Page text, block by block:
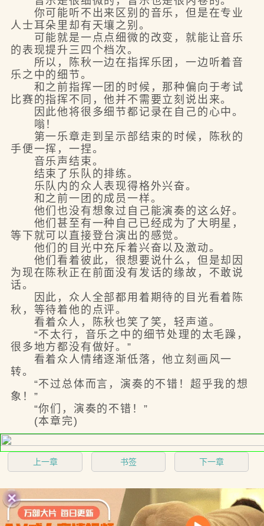
你可能听不出来区别的音乐，但是在专业
人士耳朵里却有天壤之别。
可能就是一点点细微的改变，就能让音乐
的表现提升三四个档次。
所以，陈秋一边在指挥乐团，一边听着音
乐之中的细节。
和之前指挥一团的时候，那种偏向于考试
比赛的指挥不同，他并不需要立刻说出来。
因此他将很多细节都记录在自己的心中。
嗡！
第一乐章走到呈示部结束的时候，陈秋的
手便一挥，一捏。
音乐声结束。
结束了乐队的排练。
乐队内的众人表现得格外兴奋。
和之前一团的成员一样。
他们也没有想象过自己能演奏的这么好。
他们甚至有一种自己已经成为了大明星，
等下就可以直接登台演出的感觉。
他们的目光中充斥着兴奋以及激动。
他们看着彼此，很想要说什么，但是却因
为现在陈秋正在前面没有发话的缘故，不敢说
话。
因此，众人全部都用着期待的目光看着陈
秋，等待着他的点评。
看着众人，陈秋也笑了笑，轻声道。
“不太行，音乐之中的细节处理的太毛躁，
很多地方都没有做好。”
看着众人情绪逐渐低落，他立刻画风一
转。
“不过总体而言，演奏的不错！超乎我的想
象！”
“你们，演奏的不错！”
(本章完)
上一章 书签 下一章